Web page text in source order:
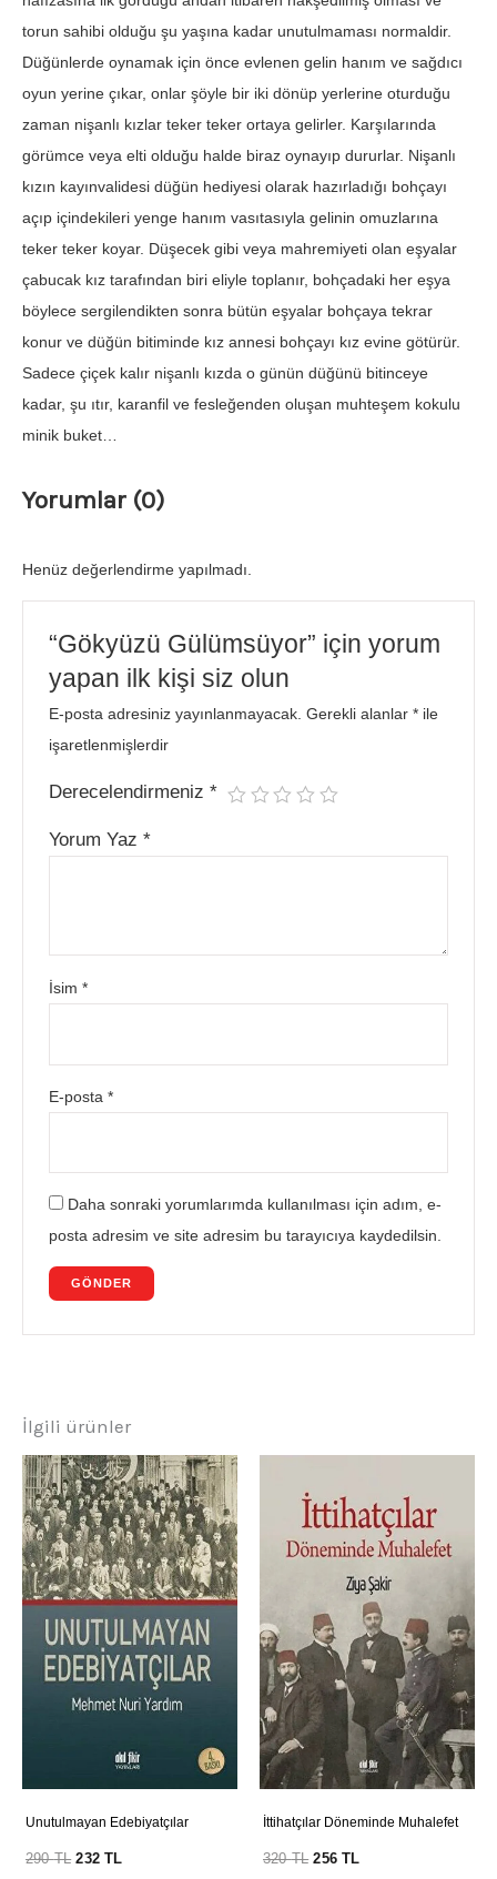
torun sahibi olduğu şu yaşına kadar unutulmaması normaldir.
Düğünlerde oynamak için önce evlenen gelin hanım ve sağdıcı
oyun yerine çıkar, onlar şöyle bir iki dönüp yerlerine oturduğu
zaman nişanlı kızlar teker teker ortaya gelirler. Karşılarında
görümce veya elti olduğu halde biraz oynayıp dururlar. Nişanlı
kızın kayınvalidesi düğün hediyesi olarak hazırladığı bohçayı
açıp içindekileri yenge hanım vasıtasıyla gelinin omuzlarına
teker teker koyar. Düşecek gibi veya mahremiyeti olan eşyalar
çabucak kız tarafından biri eliyle toplanır, bohçadaki her eşya
böylece sergilendikten sonra bütün eşyalar bohçaya tekrar
konur ve düğün bitiminde kız annesi bohçayı kız evine götürür.
Sadece çiçek kalır nişanlı kızda o günün düğünü bitinceye
kadar, şu ıtır, karanfil ve fesleğenden oluşan muhteşem kokulu
minik buket…
Yorumlar (0)
Henüz değerlendirme yapılmadı.
“Gökyüzü Gülümsüyor” için yorum
yapan ilk kişi siz olun
E-posta adresiniz yayınlanmayacak. Gerekli alanlar* ile
işaretlenmişlerdir
Derecelendirmeniz*
Yorum Yaz*
İsim*
E-posta*
Daha sonraki yorumlarımda kullanılması için adım, e-
posta adresim ve site adresim bu tarayıcıya kaydedilsin.
İlgili ürünler
Unutulmayan Edebiyatçılar
290TL 232TL
İttihatçılar Döneminde Muhalefet
320TL 256TL